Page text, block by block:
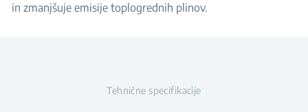
in zmanjšuje emisije toplogrednih plinov.
Tehnične specifikacije